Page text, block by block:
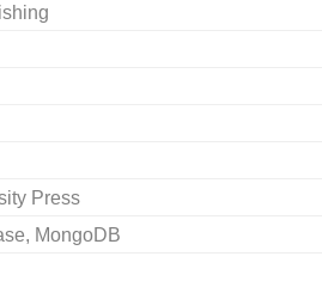
Press
MongoDB